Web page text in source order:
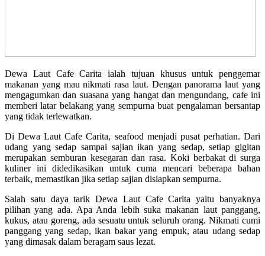
Dewa Laut Cafe Carita ialah tujuan khusus untuk penggemar
makanan yang mau nikmati rasa laut. Dengan panorama laut yang
mengagumkan dan suasana yang hangat dan mengundang, cafe ini
memberi latar belakang yang sempurna buat pengalaman bersantap
yang tidak terlewatkan.
Di Dewa Laut Cafe Carita, seafood menjadi pusat perhatian. Dari
udang yang sedap sampai sajian ikan yang sedap, setiap gigitan
merupakan semburan kesegaran dan rasa. Koki berbakat di surga
kuliner ini didedikasikan untuk cuma mencari beberapa bahan
terbaik, memastikan jika setiap sajian disiapkan sempurna.
Salah satu daya tarik Dewa Laut Cafe Carita yaitu banyaknya
pilihan yang ada. Apa Anda lebih suka makanan laut panggang,
kukus, atau goreng, ada sesuatu untuk seluruh orang. Nikmati cumi
panggang yang sedap, ikan bakar yang empuk, atau udang sedap
yang dimasak dalam beragam saus lezat.